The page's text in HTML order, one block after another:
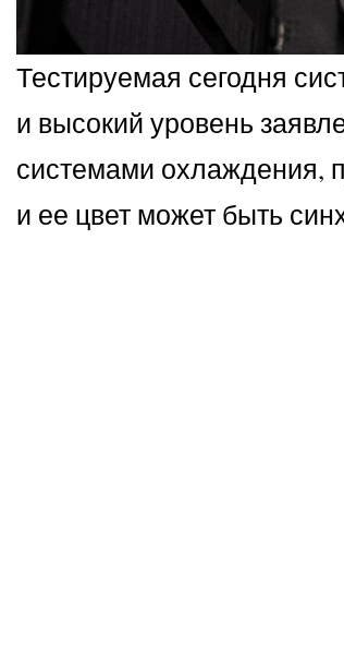
Тестируемая сегодня
и высокий уровень
системами охлаждения,
и ее цвет может быть